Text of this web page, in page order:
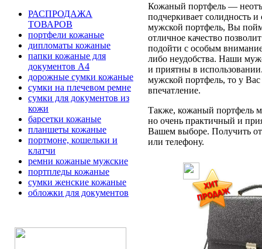
РАСПРОДАЖА
ТОВАРОВ
портфели кожаные
дипломаты кожаные
папки кожаные для
документов А4
дорожные сумки кожаные
сумки на плечевом ремне
сумки для документов из
кожи
барсетки кожаные
планшеты кожаные
портмоне, кошельки и
клатчи
ремни кожаные мужские
портпледы кожаные
сумки женские кожаные
обложки для документов
Кожаный портфель —
подчеркивает солидность
мужской портфель, Вы
отличное качество
подойти с особым
либо неудобства. Наши
и приятны в
мужской портфель, то у Вас
впечатление.
Также, кожаный портфель
но очень практичный и
Вашем выборе. Получить
или телефону.